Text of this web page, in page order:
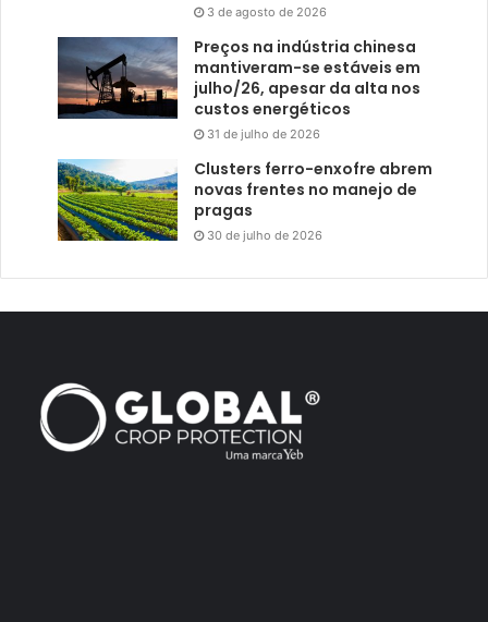
3 de agosto de 2026
Preços na indústria chinesa
mantiveram-se estáveis em
julho/26, apesar da alta nos
custos energéticos
31 de julho de 2026
Clusters ferro-enxofre abrem
novas frentes no manejo de
pragas
30 de julho de 2026